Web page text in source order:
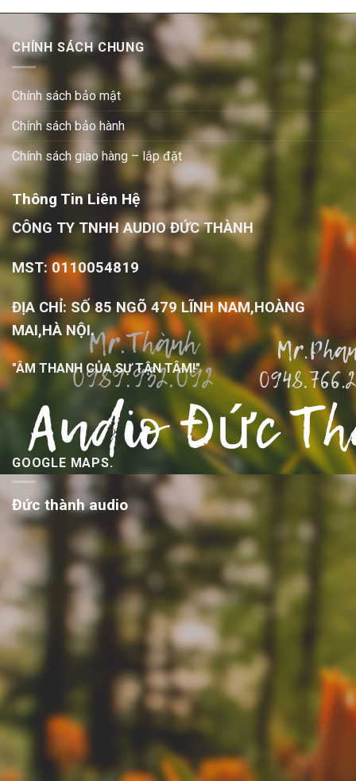
CHÍNH SÁCH CHUNG
Chính sách bảo mật
Chính sách bảo hành
Chính sách giao hàng – lắp đặt
Thông Tin Liên Hệ
CÔNG TY TNHH AUDIO ĐỨC THÀNH
MST: 0110054819
ĐỊA CHỈ: SỐ 85 NGÕ 479 LĨNH NAM,HOÀNG
MAI,HÀ NỘI.
"ÂM THANH CỦA SỰ TẬN TÂM!"
GOOGLE MAPS.
Đức thành audio